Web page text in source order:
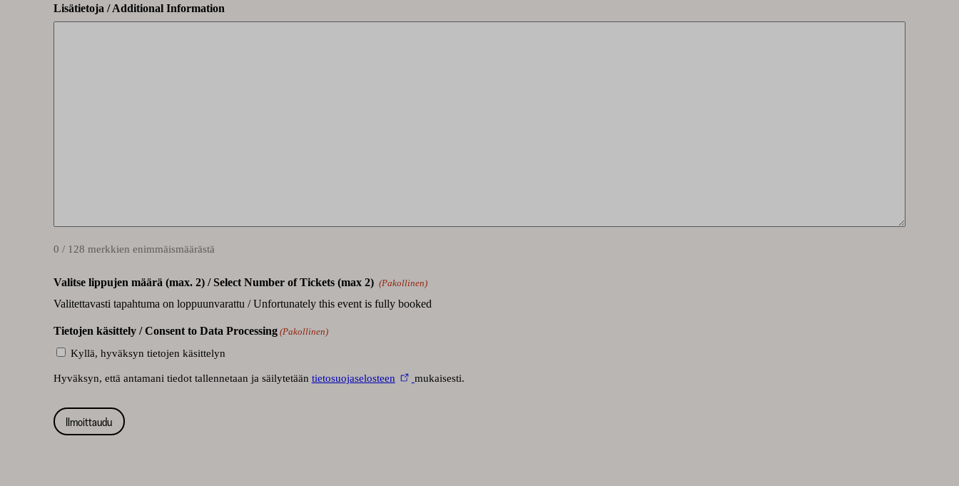
Lisätietoja / Additional Information
0 / 128 merkkien enimmäismäärästä
Valitse lippujen määrä (max. 2) / Select Number of Tickets (max 2) Määrä
(Pakollinen)
Valitettavasti tapahtuma on loppuunvarattu / Unfortunately this event is fully booked
Tietojen käsittely / Consent to Data Processing (Pakollinen)
Kyllä, hyväksyn tietojen käsittelyn
Hyväksyn, että antamani tiedot tallennetaan ja säilytetään tietosuojaselosteen mukaisesti.